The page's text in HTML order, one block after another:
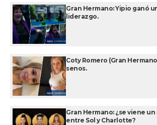
Gran Hermano: Yipio ganó
liderazgo.
Coty Romero (Gran
senos.
Gran Hermano: ¿se viene un
entre Sol y Charlotte?